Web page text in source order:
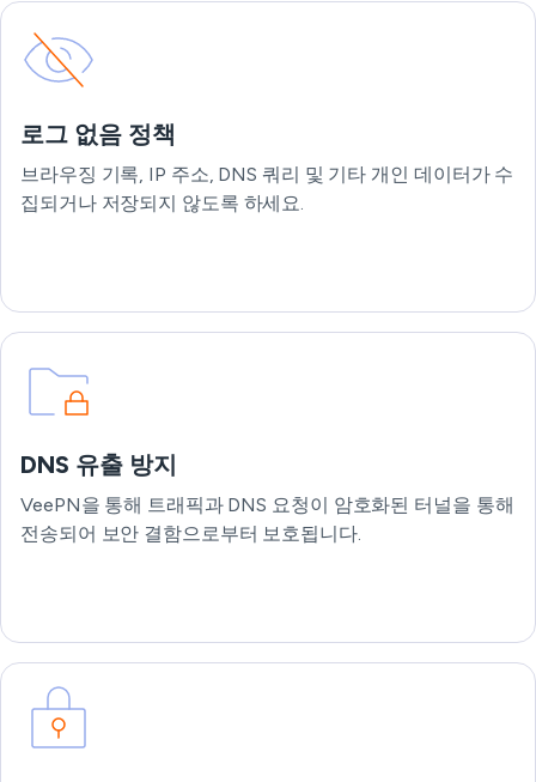
로그 없음 정책
브라우징 기록, IP 주소, DNS 쿼리 및 기타 개인 데이터가 수
집되거나 저장되지 않도록 하세요.
DNS 유출 방지
VeePN을 통해 트래픽과 DNS 요청이 암호화된 터널을 통해
전송되어 보안 결함으로부터 보호됩니다.